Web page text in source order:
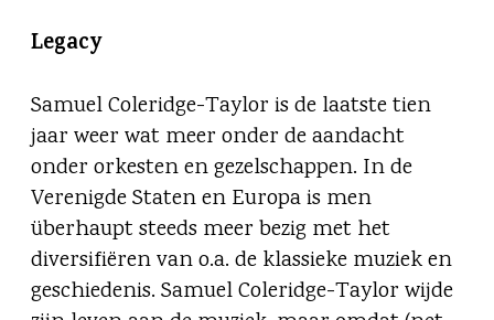
Legacy
Samuel Coleridge-Taylor is de laatste tien
jaar weer wat meer onder de aandacht
onder orkesten en gezelschappen. In de
Verenigde Staten en Europa is men
überhaupt steeds meer bezig met het
diversifiëren van o.a. de klassieke muziek en
geschiedenis. Samuel Coleridge-Taylor wijde